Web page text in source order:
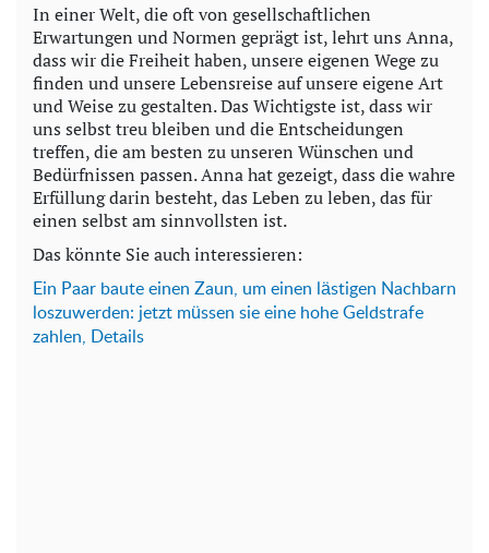
In einer Welt, die oft von gesellschaftlichen
Erwartungen und Normen geprägt ist, lehrt uns Anna,
dass wir die Freiheit haben, unsere eigenen Wege zu
finden und unsere Lebensreise auf unsere eigene Art
und Weise zu gestalten. Das Wichtigste ist, dass wir
uns selbst treu bleiben und die Entscheidungen
treffen, die am besten zu unseren Wünschen und
Bedürfnissen passen. Anna hat gezeigt, dass die wahre
Erfüllung darin besteht, das Leben zu leben, das für
einen selbst am sinnvollsten ist.
Das könnte Sie auch interessieren:
Ein Paar baute einen Zaun, um einen lästigen Nachbarn
loszuwerden: jetzt müssen sie eine hohe Geldstrafe
zahlen, Details